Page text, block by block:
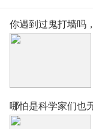
你遇到过鬼打墙吗
哪怕是科学家们也